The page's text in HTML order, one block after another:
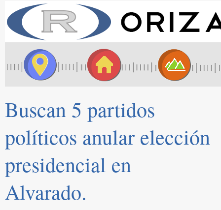
Buscan 5 partidos
políticos anular elección
presidencial en
Alvarado.